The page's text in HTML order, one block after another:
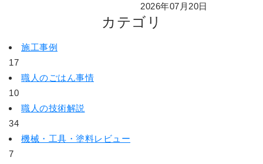
2026年07月20日
カテゴリ
施工事例
17
職人のごはん事情
10
職人の技術解説
34
機械・工具・塗料レビュー
7